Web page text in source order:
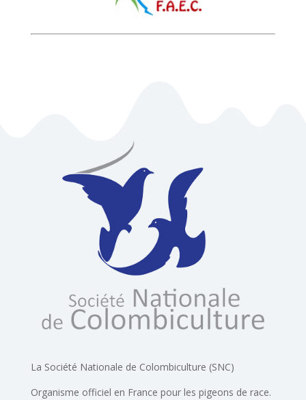
La Société Nationale de Colombiculture (SNC)
Organisme officiel en France pour les pigeons de race.